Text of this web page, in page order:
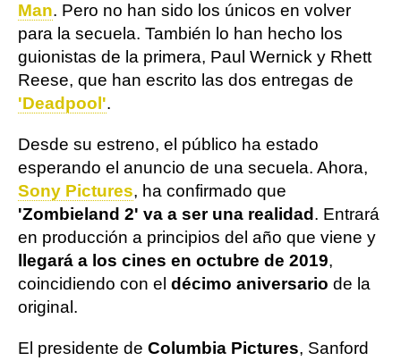
Man. Pero no han sido los únicos en volver
para la secuela. También lo han hecho los
guionistas de la primera, Paul Wernick y Rhett
Reese, que han escrito las dos entregas de
'Deadpool'.
Desde su estreno, el público ha estado
esperando el anuncio de una secuela. Ahora,
Sony Pictures, ha confirmado que
'Zombieland 2' va a ser una realidad . Entrará
en producción a principios del año que viene y
llegará a los cines en octubre de 2019,
coincidiendo con el décimo aniversario de la
original.
El presidente de Columbia Pictures, Sanford